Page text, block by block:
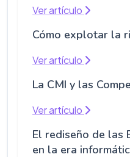
Ver artículo
Cómo explotar la
Ver artículo
La CMI y las
Ver artículo
El rediseño de las
en la era